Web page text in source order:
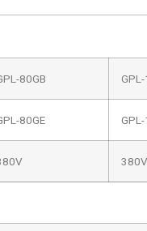
80GB
80GE
380V